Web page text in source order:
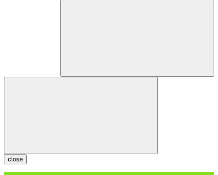
close